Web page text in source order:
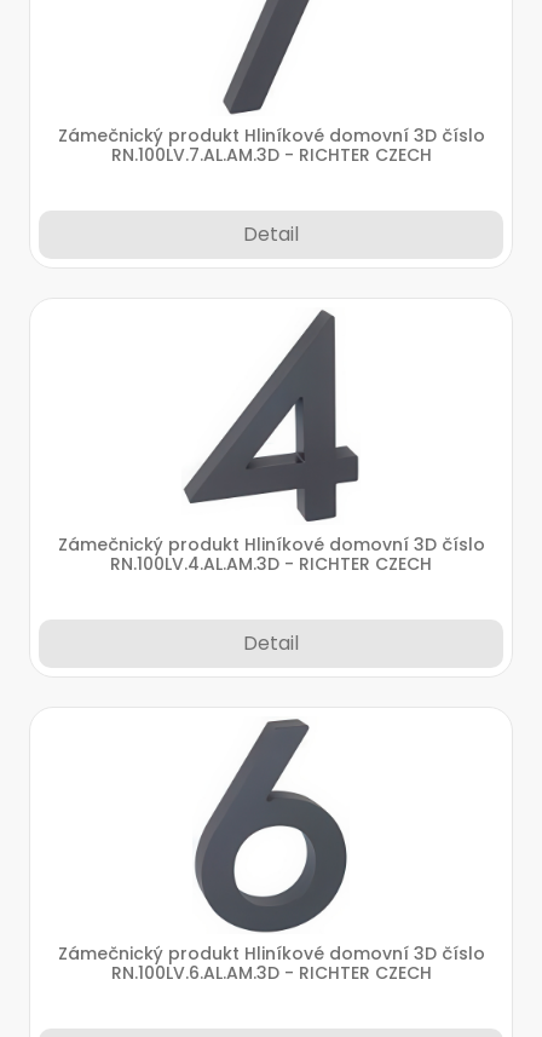
Zámečnický produkt Hliníkové domovní 3D číslo
RN.100LV.7.AL.AM.3D - RICHTER CZECH
Detail
Zámečnický produkt Hliníkové domovní 3D číslo
RN.100LV.4.AL.AM.3D - RICHTER CZECH
Detail
Zámečnický produkt Hliníkové domovní 3D číslo
RN.100LV.6.AL.AM.3D - RICHTER CZECH